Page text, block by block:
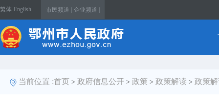
繁体 English 市民频道 | 企业频道 |
当前位置 :首页 > 政府信息公开 > 政策 > 政策解读 > 政策